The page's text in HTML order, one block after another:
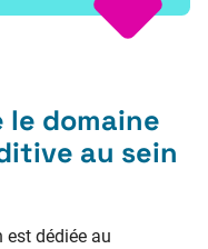
le domaine
au sein
dédiée au